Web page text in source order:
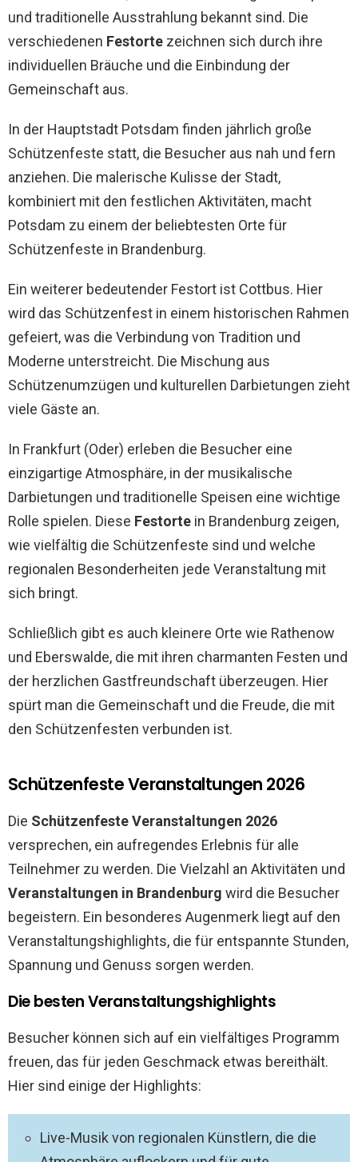
und traditionelle Ausstrahlung bekannt sind. Die
verschiedenen Festorte zeichnen sich durch ihre
individuellen Bräuche und die Einbindung der
Gemeinschaft aus.
In der Hauptstadt Potsdam finden jährlich große
Schützenfeste statt, die Besucher aus nah und fern
anziehen. Die malerische Kulisse der Stadt,
kombiniert mit den festlichen Aktivitäten, macht
Potsdam zu einem der beliebtesten Orte für
Schützenfeste in Brandenburg.
Ein weiterer bedeutender Festort ist Cottbus. Hier
wird das Schützenfest in einem historischen Rahmen
gefeiert, was die Verbindung von Tradition und
Moderne unterstreicht. Die Mischung aus
Schützenumzügen und kulturellen Darbietungen zieht
viele Gäste an.
In Frankfurt (Oder) erleben die Besucher eine
einzigartige Atmosphäre, in der musikalische
Darbietungen und traditionelle Speisen eine wichtige
Rolle spielen. Diese Festorte in Brandenburg zeigen,
wie vielfältig die Schützenfeste sind und welche
regionalen Besonderheiten jede Veranstaltung mit
sich bringt.
Schließlich gibt es auch kleinere Orte wie Rathenow
und Eberswalde, die mit ihren charmanten Festen und
der herzlichen Gastfreundschaft überzeugen. Hier
spürt man die Gemeinschaft und die Freude, die mit
den Schützenfesten verbunden ist.
Schützenfeste Veranstaltungen 2026
Die Schützenfeste Veranstaltungen 2026
versprechen, ein aufregendes Erlebnis für alle
Teilnehmer zu werden. Die Vielzahl an Aktivitäten und
Veranstaltungen in Brandenburg wird die Besucher
begeistern. Ein besonderes Augenmerk liegt auf den
Veranstaltungshighlights, die für entspannte Stunden,
Spannung und Genuss sorgen werden.
Die besten Veranstaltungshighlights
Besucher können sich auf ein vielfältiges Programm
freuen, das für jeden Geschmack etwas bereithält.
Hier sind einige der Highlights:
Live-Musik von regionalen Künstlern, die die